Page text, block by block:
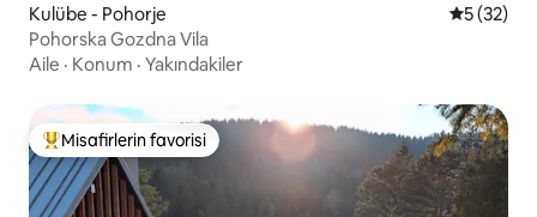
Kulübe - Pohorje 55 (32)
Pohorska Gozdna Vila
Aile · Konum · Yakındakiler
Misafirlerin favorilerinden en beğenilenler arasında
Misafirlerin favorisi